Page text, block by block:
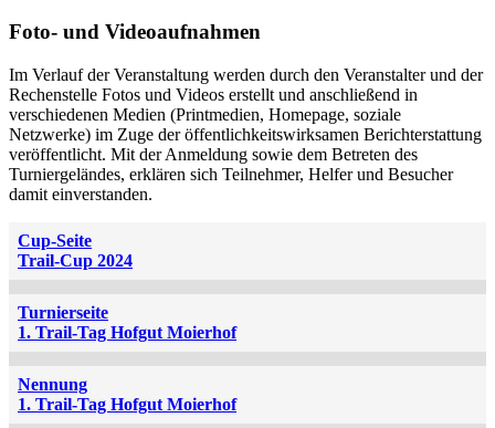
Foto- und Videoaufnahmen
Im Verlauf der Veranstaltung werden durch den Veranstalter und der
Rechenstelle Fotos und Videos erstellt und anschließend in
verschiedenen Medien (Printmedien, Homepage, soziale
Netzwerke) im Zuge der öffentlichkeitswirksamen Berichterstattung
veröffentlicht. Mit der Anmeldung sowie dem Betreten des
Turniergeländes, erklären sich Teilnehmer, Helfer und Besucher
damit einverstanden.
Cup-Seite
Trail-Cup 2024
Turnierseite
1. Trail-Tag Hofgut Moierhof
Nennung
1. Trail-Tag Hofgut Moierhof